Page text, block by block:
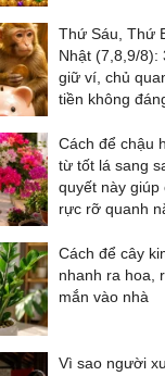
Thứ Sáu, Thứ
Nhật (7,8,9/8):
giữ ví, chủ
tiền không
Cách để chậu
từ tốt lá sang
quyết này giúp
rực rỡ quanh
Cách để cây
nhanh ra hoa,
mắn vào nhà
Vì sao người